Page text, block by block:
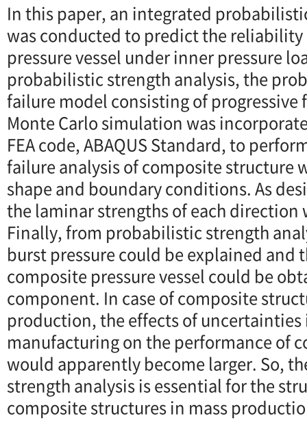
In this paper, an integrated
was conducted to predict the reliability
pressure vessel under inner pressure
probabilistic strength analysis, the
failure model consisting of progressive
Monte Carlo simulation was
FEA code, ABAQUS Standard, to
failure analysis of composite structure
shape and boundary conditions. As
the laminar strengths of each direction
Finally, from probabilistic strength
burst pressure could be explained and
composite pressure vessel could be
component. In case of composite
production, the effects of
manufacturing on the performance of
would apparently become larger. So,
strength analysis is essential for the
composite structures in mass